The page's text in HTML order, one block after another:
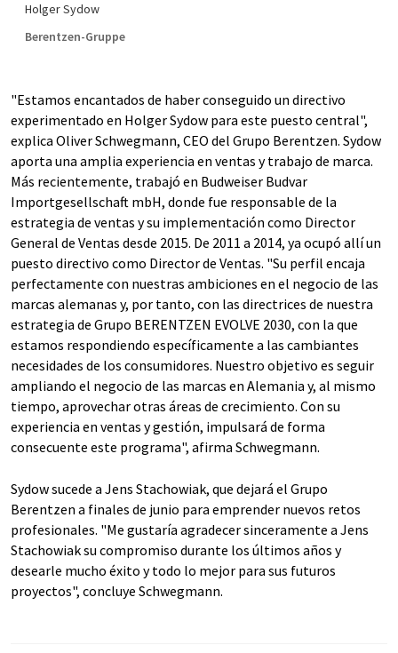
Holger Sydow
Berentzen-Gruppe
"Estamos encantados de haber conseguido un directivo
experimentado en Holger Sydow para este puesto central",
explica Oliver Schwegmann, CEO del Grupo Berentzen. Sydow
aporta una amplia experiencia en ventas y trabajo de marca.
Más recientemente, trabajó en Budweiser Budvar
Importgesellschaft mbH, donde fue responsable de la
estrategia de ventas y su implementación como Director
General de Ventas desde 2015. De 2011 a 2014, ya ocupó allí un
puesto directivo como Director de Ventas. "Su perfil encaja
perfectamente con nuestras ambiciones en el negocio de las
marcas alemanas y, por tanto, con las directrices de nuestra
estrategia de Grupo BERENTZEN EVOLVE 2030, con la que
estamos respondiendo específicamente a las cambiantes
necesidades de los consumidores. Nuestro objetivo es seguir
ampliando el negocio de las marcas en Alemania y, al mismo
tiempo, aprovechar otras áreas de crecimiento. Con su
experiencia en ventas y gestión, impulsará de forma
consecuente este programa", afirma Schwegmann.
Sydow sucede a Jens Stachowiak, que dejará el Grupo
Berentzen a finales de junio para emprender nuevos retos
profesionales. "Me gustaría agradecer sinceramente a Jens
Stachowiak su compromiso durante los últimos años y
desearle mucho éxito y todo lo mejor para sus futuros
proyectos", concluye Schwegmann.